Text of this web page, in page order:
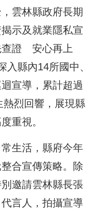
雲林縣政府長期
示及就業隱私宣
查證 安心再上
入縣內14所國中、
宣導，累計超過
熱烈回響，展現縣
重視。
生活，縣府今年
合宣傳策略。除
邀請雲林縣長張
言人，拍攝宣導